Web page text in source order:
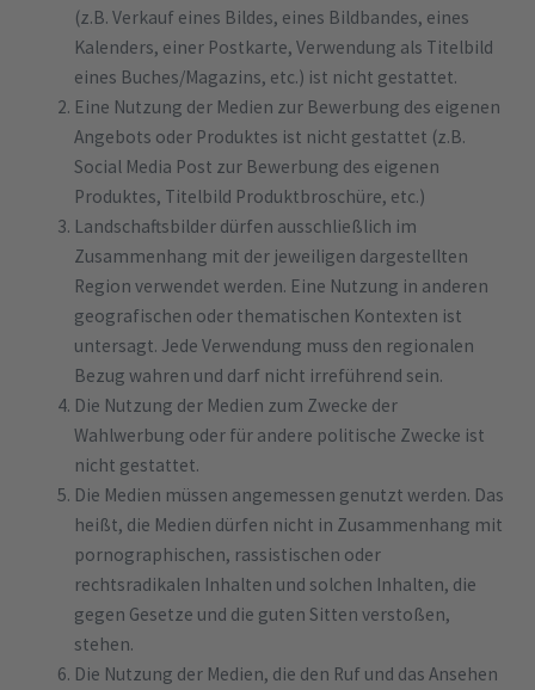
(z.B. Verkauf eines Bildes, eines Bildbandes, eines
Kalenders, einer Postkarte, Verwendung als Titelbild
eines Buches/Magazins, etc.) ist nicht gestattet.
Eine Nutzung der Medien zur Bewerbung des eigenen
Angebots oder Produktes ist nicht gestattet (z.B.
Social Media Post zur Bewerbung des eigenen
Produktes, Titelbild Produktbroschüre, etc.)
Landschaftsbilder dürfen ausschließlich im
Zusammenhang mit der jeweiligen dargestellten
Region verwendet werden. Eine Nutzung in anderen
geografischen oder thematischen Kontexten ist
untersagt. Jede Verwendung muss den regionalen
Bezug wahren und darf nicht irreführend sein.
Die Nutzung der Medien zum Zwecke der
Wahlwerbung oder für andere politische Zwecke ist
nicht gestattet.
Die Medien müssen angemessen genutzt werden. Das
heißt, die Medien dürfen nicht in Zusammenhang mit
pornographischen, rassistischen oder
rechtsradikalen Inhalten und solchen Inhalten, die
gegen Gesetze und die guten Sitten verstoßen,
stehen.
Die Nutzung der Medien, die den Ruf und das Ansehen